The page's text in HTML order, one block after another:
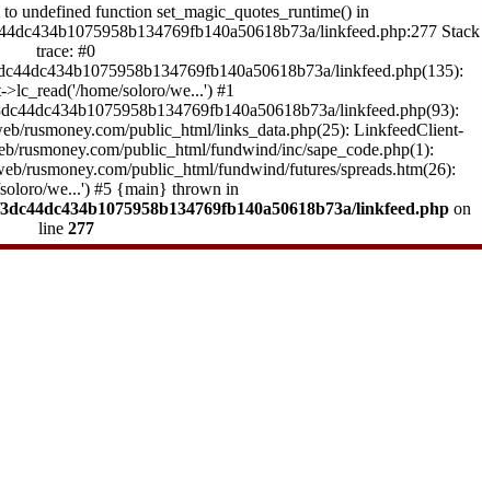
undefined function set_magic_quotes_runtime() in
linkfeed.php:277 Stack
trace: #0
linkfeed.php(135):
home/soloro/we...') #1
linkfeed.php(93):
rusmoney.com/public_html/links_data.php(25): LinkfeedClient-
rusmoney.com/public_html/fundwind/inc/sape_code.php(1):
rusmoney.com/public_html/fundwind/futures/spreads.htm(26):
we...') #5 {main} thrown in
linkfeed.phpon
line 277